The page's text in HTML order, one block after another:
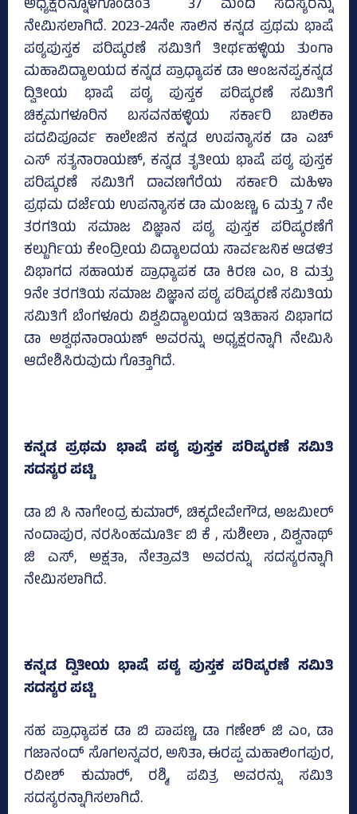
ಅಧ್ಯಕ್ಷರನ್ನೊಳಗೊಂಡಂತೆ 37 ಮಂದಿ ಸದಸ್ಯರನ್ನು
ನೇಮಿಸಲಾಗಿದೆ. 2023-24ನೇ ಸಾಲಿನ ಕನ್ನಡ ಪ್ರಥಮ ಭಾಷೆ
ಪಠ್ಯಪುಸ್ತಕ ಪರಿಷ್ಕರಣೆ ಸಮಿತಿಗೆ ತೀರ್ಥಹಳ್ಳಿಯ ತುಂಗಾ
ಮಹಾವಿದ್ಯಾಲಯದ ಕನ್ನಡ ಪ್ರಾಧ್ಯಾಪಕ ಡಾ ಆಂಜನಪ್ಪ,ಕನ್ನಡ
ದ್ವಿತೀಯ ಭಾಷೆ ಪಠ್ಯ ಪುಸ್ತಕ ಪರಿಷ್ಕರಣೆ ಸಮಿತಿಗೆ
ಚಿಕ್ಕಮಗಳೂರಿನ ಬಸವನಹಳ್ಳಿಯ ಸರ್ಕಾರಿ ಬಾಲಿಕಾ
ಪದವಿಪೂರ್ವ ಕಾಲೇಜಿನ ಕನ್ನಡ ಉಪನ್ಯಾಸಕ ಡಾ ಎಚ್‌
ಎಸ್‌ ಸತ್ಯನಾರಾಯಣ್‌, ಕನ್ನಡ ತೃತೀಯ ಭಾಷೆ ಪಠ್ಯ ಪುಸ್ತಕ
ಪರಿಷ್ಕರಣೆ ಸಮಿತಿಗೆ ದಾವಣಗೆರೆಯ ಸರ್ಕಾರಿ ಮಹಿಳಾ
ಪ್ರಥಮ ದರ್ಜೆಯ ಉಪನ್ಯಾಸಕ ಡಾ ಮಂಜಣ್ಣ, 6 ಮತ್ತು 7 ನೇ
ತರಗತಿಯ ಸಮಾಜ ವಿಜ್ಞಾನ ಪಠ್ಯ ಪುಸ್ತಕ ಪರಿಷ್ಕರಣೆಗೆ
ಕಲ್ಬುರ್ಗಿಯ ಕೇಂದ್ರೀಯ ವಿದ್ಯಾಲದಯ ಸಾರ್ವಜನಿಕ ಆಡಳಿತ
ವಿಭಾಗದ ಸಹಾಯಕ ಪ್ರಾಧ್ಯಾಪಕ ಡಾ ಕಿರಣ ಎಂ, 8 ಮತ್ತು
9ನೇ ತರಗತಿಯ ಸಮಾಜ ವಿಜ್ಞಾನ ಪಠ್ಯ ಪರಿಷ್ಕರಣೆ ಸಮಿತಿಯ
ಸಮಿತಿಗೆ ಬೆಂಗಳೂರು ವಿಶ್ವವಿದ್ಯಾಲಯದ ಇತಿಹಾಸ ವಿಭಾಗದ
ಡಾ ಅಶ್ವಥನಾರಾಯಣ್‌ ಅವರನ್ನು ಅಧ್ಯಕ್ಷರನ್ನಾಗಿ ನೇಮಿಸಿ
ಆದೇಶಿಸಿರುವುದು ಗೊತ್ತಾಗಿದೆ.
ಕನ್ನಡ ಪ್ರಥಮ ಭಾಷೆ ಪಠ್ಯ ಪುಸ್ತಕ ಪರಿಷ್ಕರಣೆ ಸಮಿತಿ
ಸದಸ್ಯರ ಪಟ್ಟಿ
ಡಾ ಬಿ ಸಿ ನಾಗೇಂದ್ರ ಕುಮಾರ್‍‌, ಚಿಕ್ಕದೇವೇಗೌಡ, ಅಜಮೀರ್
ನಂದಾಪುರ, ನರಸಿಂಹಮೂರ್ತಿ ಬಿ ಕೆ , ಸುಶೀಲಾ , ವಿಶ್ವನಾಥ್‌
ಜಿ ಎಸ್‌, ಅಕ್ಷತಾ, ನೇತ್ರಾವತಿ ಅವರನ್ನು ಸದಸ್ಯರನ್ನಾಗಿ
ನೇಮಿಸಲಾಗಿದೆ.
ಕನ್ನಡ ದ್ವಿತೀಯ ಭಾಷೆ ಪಠ್ಯ ಪುಸ್ತಕ ಪರಿಷ್ಕರಣೆ ಸಮಿತಿ
ಸದಸ್ಯರ ಪಟ್ಟಿ
ಸಹ ಪ್ರಾಧ್ಯಾಪಕ ಡಾ ಬಿ ಪಾಪಣ್ಣ, ಡಾ ಗಣೇಶ್‌ ಜಿ ಎಂ, ಡಾ
ಗಜಾನಂದ್‌ ಸೊಗಲನ್ನವರ, ಅನಿತಾ, ಈರಪ್ಪ ಮಹಾಲಿಂಗಪುರ,
ರವೀಶ್‌ ಕುಮಾರ್‍‌, ರಶ್ಮಿ, ಪವಿತ್ರ ಅವರನ್ನು ಸಮಿತಿ
ಸದಸ್ಯರನ್ನಾಗಿಸಲಾಗಿದೆ.